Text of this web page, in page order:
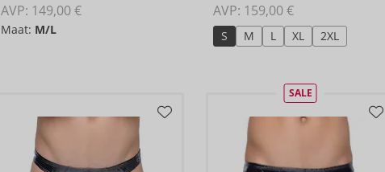
AVP: 149,00 €
Maat: M/L
AVP: 159,00 €
S M L XL 2XL
SALE